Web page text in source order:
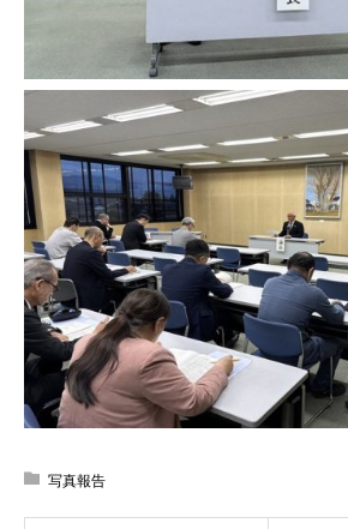
写真報告